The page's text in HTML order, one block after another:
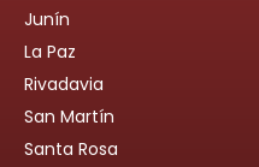
Junín
La Paz
Rivadavia
San Martín
Santa Rosa